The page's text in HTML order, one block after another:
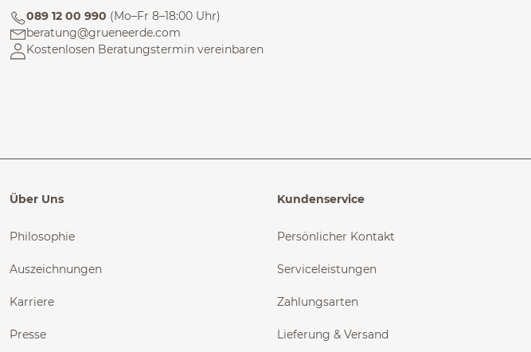
089 12 00 990 (Mo–Fr 8–18:00 Uhr)
beratung@grueneerde.com
Kostenlosen Beratungstermin vereinbaren
Über Uns
Philosophie
Auszeichnungen
Karriere
Presse
Kundenservice
Persönlicher Kontakt
Serviceleistungen
Zahlungsarten
Lieferung & Versand